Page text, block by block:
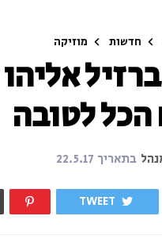
חדשות מוזיקה
לטובה
בתאריך 22.5.17
TWEET